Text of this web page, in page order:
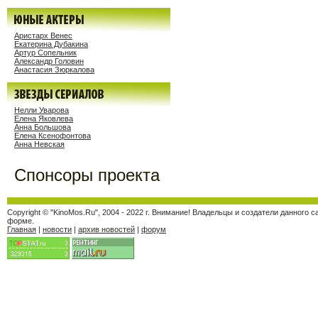
Аристарх Венес
Екатерина Дубакина
Артур Сопельник
Александр Головин
Анастасия Зюркалова
Нелли Уварова
Елена Яковлева
Анна Большова
Елена Ксенофонтова
Анна Невская
Спонсоры проекта
Copyright © "KinoMos.Ru", 2004 - 2022 г. Внимание! Владельцы и создатели данного
форме.
Главная | новости | архив новостей | форум